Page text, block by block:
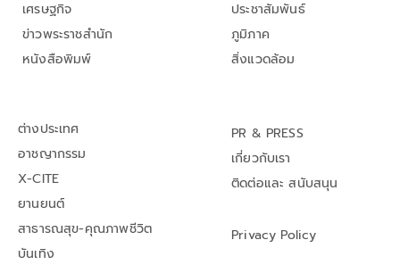
เศรษฐกิจ
ข่าวพระราชสำนัก
หนังสือพิมพ์
ประชาสัมพันธ์
ภูมิภาค
สิ่งแวดล้อม
ต่างประเทศ
อาชญากรรม
X-CITE
ยานยนต์
สาธารณสุข-คุณภาพชีวิต
บันเทิง
PR & PRESS
เกี่ยวกับเรา
ติดต่อและ สนับสนุน
Privacy Policy